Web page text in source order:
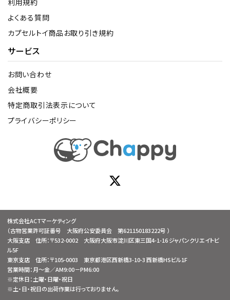
利用規約
よくある質問
カプセルトイ商品お取り引き規約
サービス
お問い合わせ
会社概要
特定商取引法表示について
プライバシーポリシー
株式会社ACTマーケティング
（古物営業許可証番号 大阪府公安委員会 第621150183222号 ）
大阪支店 住所：〒532-0002 大阪府大阪市淀川区東三国4-1-16 ジャパンクリエイトビ
ル5F
東京支店 住所：〒105-0003 東京都港区西新橋3-10-3 西新橋HSビル1F
営業時間：月～金／AM9:00－PM6:00
※定休日：土曜・日曜・祝日
※土・日・祝日の出荷作業は行っておりません。